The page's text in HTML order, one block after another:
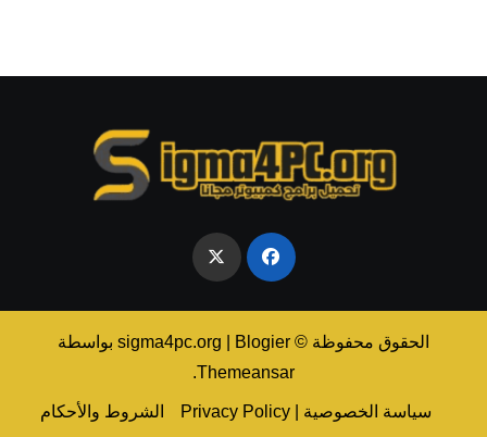
الحقوق محفوظة © sigma4pc.org Blogier
بواسطة
Themeansar
.
سياسة الخصوصية | Privacy Policy الشروط والأحكام